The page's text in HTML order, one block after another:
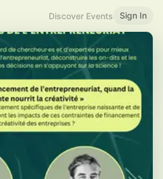
Discover Events Sign In